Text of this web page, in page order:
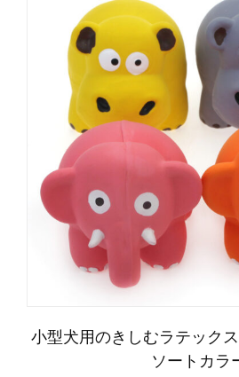
小型犬用のきしむラテック
ソートカラ